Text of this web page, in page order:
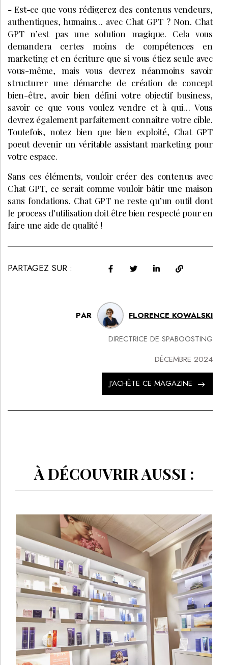
- Est-ce que vous rédigerez des contenus vendeurs,
authentiques, humains… avec Chat GPT ? Non. Chat
GPT n’est pas une solution magique. Cela vous
demandera certes moins de compétences en
marketing et en écriture que si vous étiez seule avec
vous-même, mais vous devrez néanmoins savoir
structurer une démarche de création de concept
bien-être, avoir bien défini votre objectif business,
savoir ce que vous voulez vendre et à qui… Vous
devrez également parfaitement connaître votre cible.
Toutefois, notez bien que bien exploité, Chat GPT
poeut devenir un véritable assistant marketing pour
votre espace.
Sans ces éléments, vouloir créer des contenus avec
Chat GPT, ce serait comme vouloir bâtir une maison
sans fondations. Chat GPT ne reste qu’un outil dont
le process d’utilisation doit être bien respecté pour en
faire une aide de qualité !
PARTAGEZ SUR :
PAR FLORENCE KOWALSKI
DIRECTRICE DE SPABOOSTING
DÉCEMBRE 2024
J’ACHÈTE CE MAGAZINE
À DÉCOUVRIR AUSSI :